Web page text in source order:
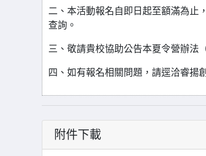
二、本活動報名自即日起至額滿為止
查詢。
三、敬請貴校協助公告本夏令營辦法
四、如有報名相關問題，請逕洽睿揚
附件下載